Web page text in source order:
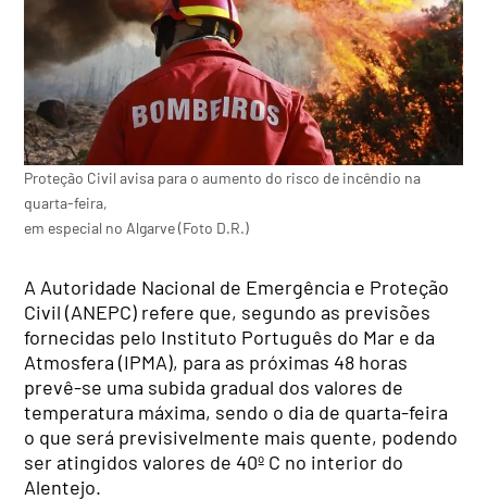
Proteção Civil avisa para o aumento do risco de incêndio na
quarta-feira,
em especial no Algarve (Foto D.R.)
A Autoridade Nacional de Emergência e Proteção
Civil (ANEPC) refere que, segundo as previsões
fornecidas pelo Instituto Português do Mar e da
Atmosfera (IPMA), para as próximas 48 horas
prevê-se uma subida gradual dos valores de
temperatura máxima, sendo o dia de quarta-feira
o que será previsivelmente mais quente, podendo
ser atingidos valores de 40º C no interior do
Alentejo.